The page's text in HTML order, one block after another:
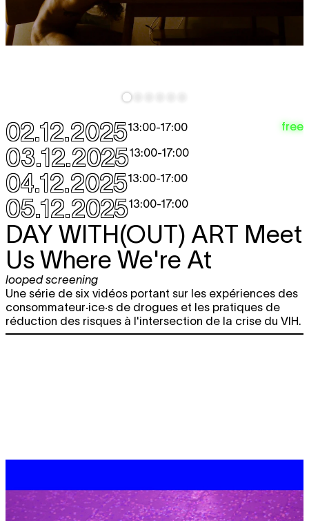
02.12.202513:00-17:00
03.12.202513:00-17:00
04.12.202513:00-17:00
05.12.202513:00-17:00
free
DAY WITH(OUT) ART Meet
Us Where We're At
looped screening
Une série de six vidéos portant sur les expériences des
consommateur·ice·s de drogues et les pratiques de
réduction des risques à l'intersection de la crise du VIH.